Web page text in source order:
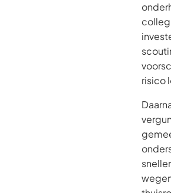
risico